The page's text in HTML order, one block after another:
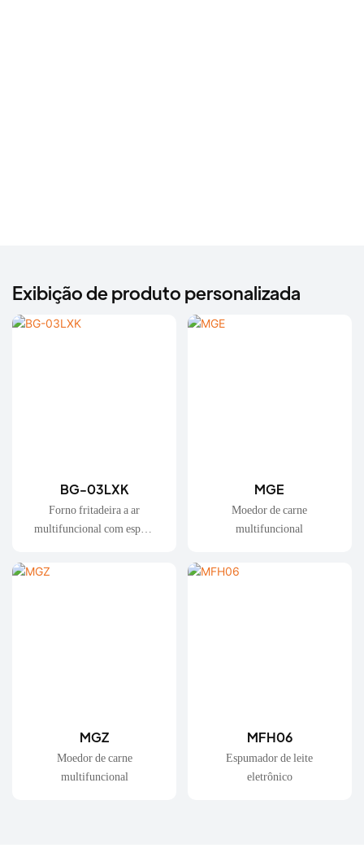
Exibição de produto personalizada
BG-03LXK
Forno fritadeira a ar
multifuncional com espeto
MGE
Moedor de carne
multifuncional
MGZ
Moedor de carne
multifuncional
MFH06
Espumador de leite
eletrônico